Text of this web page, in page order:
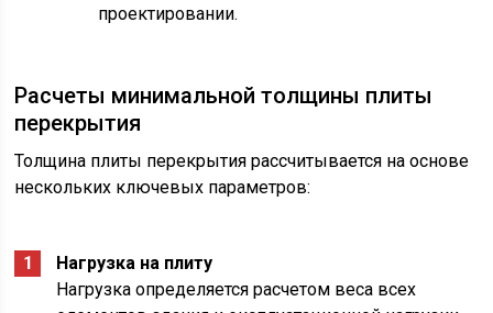
проектировании.
Расчеты минимальной толщины плиты
перекрытия
Толщина плиты перекрытия рассчитывается на основе
нескольких ключевых параметров:
Нагрузка на плиту
Нагрузка определяется расчетом веса всех